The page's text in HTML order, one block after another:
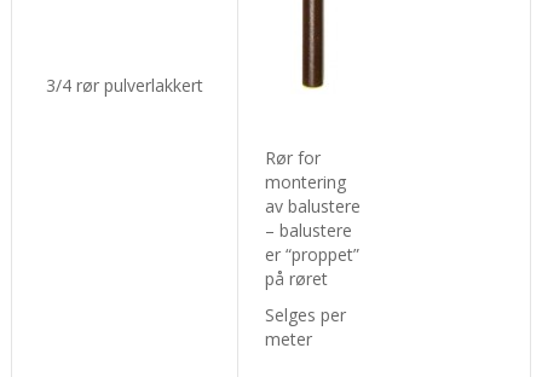
3/4 rør pulverlakkert
Rør for
montering
av balustere
– balustere
er “proppet”
på røret
Selges per
meter